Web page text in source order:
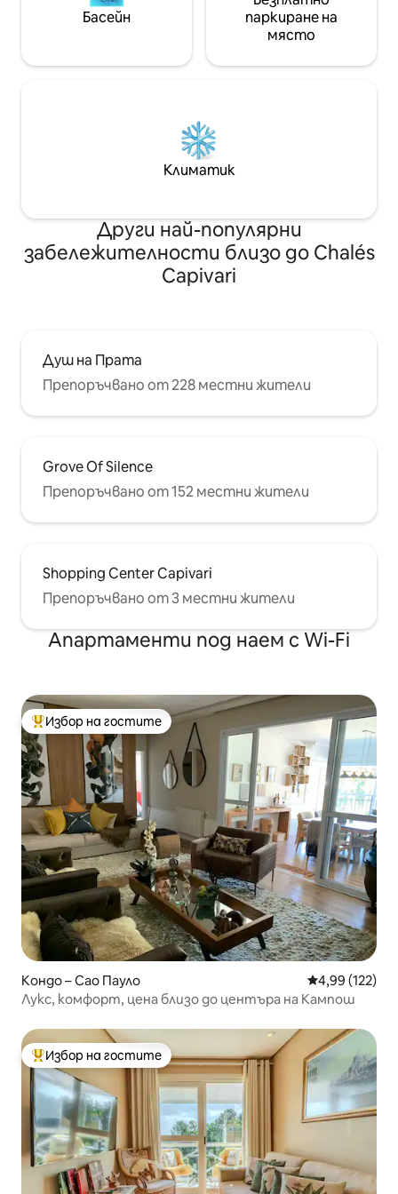
Басейн
паркиране на
място
Климатик
Други най-популярни
забележителности близо до Chalés
Capivari
Душ на Прата
Препоръчвано от 228 местни жители
Grove Of Silence
Препоръчвано от 152 местни жители
Shopping Center Capivari
Препоръчвано от 3 местни жители
Апартаменти под наем с Wi-Fi
Най-популярен избор на гостите
Избор на гостите
Кондо – Сао Пауло Средна
4,99 (122)
Лукс, комфорт, цена близо до центъра на Кампош
Най-популярен избор на гостите
Избор на гостите